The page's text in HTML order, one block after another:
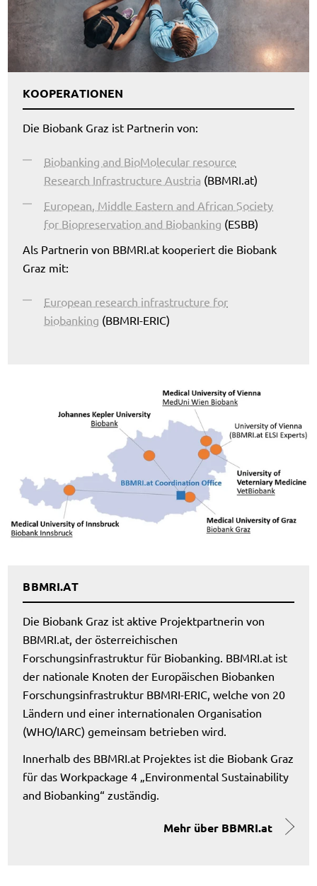
KOOPERATIONEN
Die Biobank Graz ist Partnerin von:
Biobanking and BioMolecular resource
Research Infrastructure Austria (BBMRI.at)
European, Middle Eastern and African Society
for Biopreservation and Biobanking (ESBB)
Als Partnerin von BBMRI.at kooperiert die Biobank
Graz mit:
European research infrastructure for
biobanking (BBMRI-ERIC)
BBMRI.AT
Die Biobank Graz ist aktive Projektpartnerin von
BBMRI.at, der österreichischen
Forschungsinfrastruktur für Biobanking. BBMRI.at ist
der nationale Knoten der Europäischen Biobanken
Forschungsinfrastruktur BBMRI-ERIC, welche von 20
Ländern und einer internationalen Organisation
(WHO/IARC) gemeinsam betrieben wird.
Innerhalb des BBMRI.at Projektes ist die Biobank Graz
für das Workpackage 4 „Environmental Sustainability
and Biobanking“ zuständig.
Mehr über BBMRI.at